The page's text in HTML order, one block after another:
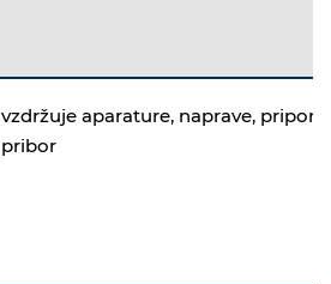
vzdržuje aparature, naprave,
pribor